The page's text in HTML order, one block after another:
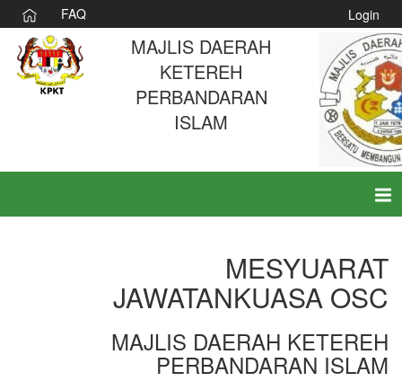
FAQ Login
MAJLIS DAERAH
KETEREH
PERBANDARAN
ISLAM
MESYUARAT
JAWATANKUASA OSC
MAJLIS DAERAH KETEREH
PERBANDARAN ISLAM